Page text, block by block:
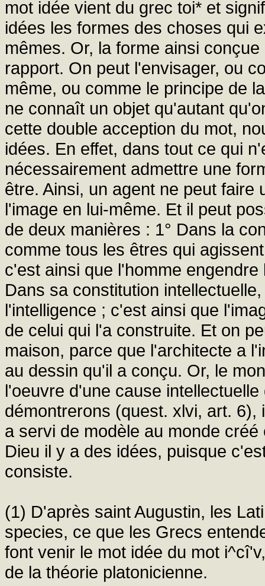
mot idée vient du grec toi* et
idées les formes des choses qui
mêmes. Or, la forme ainsi
rapport. On peut l'envisager, ou
même, ou comme le principe de
ne connaît un objet qu'autant
cette double acception du mot,
idées. En effet, dans tout ce qui
nécessairement admettre une
être. Ainsi, un agent ne peut
l'image en lui-même. Et il peut
de deux manières : 1° Dans la
comme tous les êtres qui
c'est ainsi que l'homme
Dans sa constitution
l'intelligence ; c'est ainsi que
de celui qui l'a construite. Et on
maison, parce que l'architecte a
au dessin qu'il a conçu. Or, le
l'oeuvre d'une cause
démontrerons (quest. xlvi, art.
a servi de modèle au monde
Dieu il y a des idées, puisque
consiste.
(1) D'après saint Augustin, les
species, ce que les Grecs
font venir le mot idée du mot
de la théorie platonicienne.